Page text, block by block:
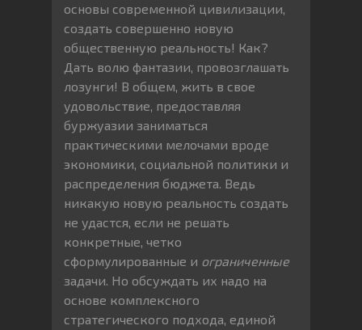
основы современной цивилизации,
создать совершенно новую
общественную реальность! Как?
Дать волю фантазии, провозглашать
лозунги! В общем, жить в свое
удовольствие, предоставляя
буржуазии заниматься
практическими мелочами вроде
экономики, социальной политики и
распределения бюджета. Ведь
никакую новую реальность создать
не удастся, если не решать
конкретные, четко
сформулированные и ограниченные
задачи. Но обсуждать их надо на
основе комплексного
стратегического подхода, единой